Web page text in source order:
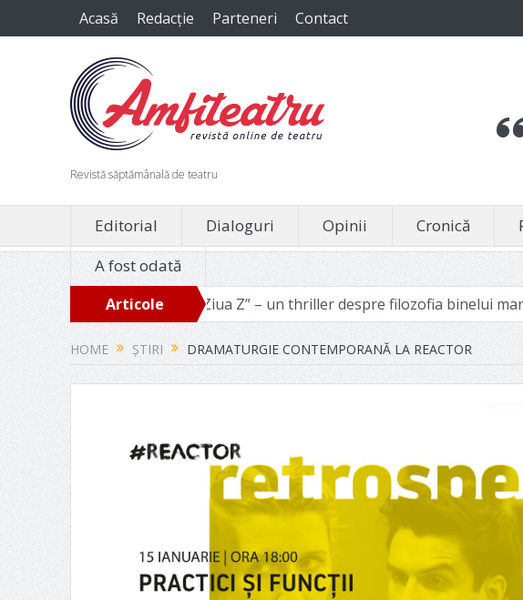
Acasă Redacție Parteneri Contact
Revistă săptămânală de teatru
Editorial Dialoguri Opinii Cronică
A fost odată
Articole
recente
„Ziua Z” – un thriller despre filozofia binelui manipulabil „Nu
HOME ȘTIRI DRAMATURGIE CONTEMPORANĂ LA REACTOR